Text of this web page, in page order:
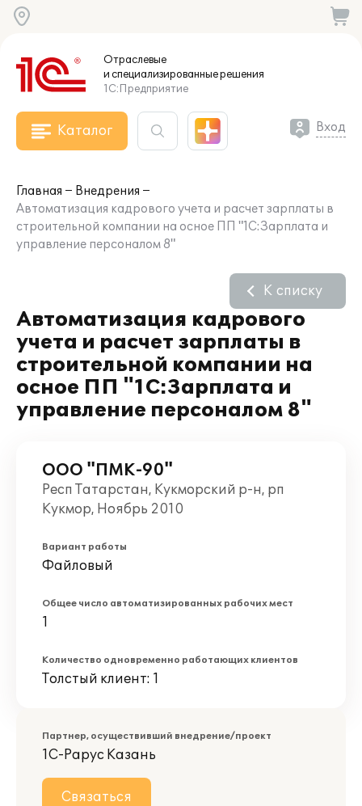
Отраслевые
и специализированныерешения
1С:Предприятие
Каталог Вход
Главная
Внедрения
Автоматизация кадрового учета и расчет зарплаты в
строительной компании на осное ПП "1С:Зарплата и
управление персоналом 8"
Автоматизация кадрового
учета и расчет зарплаты в
строительной компании на
осное ПП "1С:Зарплата и
управление персоналом 8"
К списку
ООО "ПМК-90"
Респ Татарстан, Кукморский р-н, рп
Кукмор, Ноябрь 2010
Вариант работы
Файловый
Общее число автоматизированных рабочих мест
1
Количество одновременно работающих клиентов
Толстый клиент: 1
Партнер, осуществивший внедрение/проект
1С-Рарус Казань
Связаться